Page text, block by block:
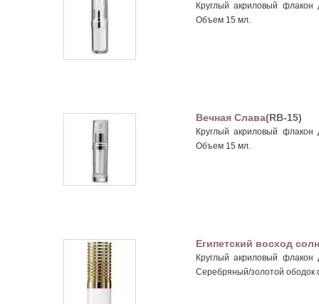
Круглый акриловый
Объем 15 мл.
Вечная Слава(RB-15)
Круглый акриловый
Объем 15 мл.
Египетский восход
Круглый акриловый
Серебряный/золотой ободок